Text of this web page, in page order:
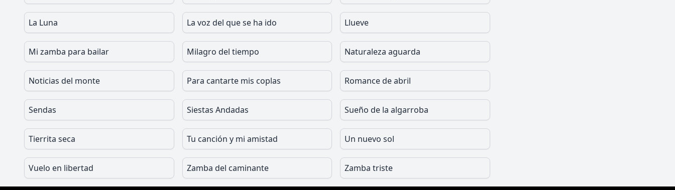
La Luna La voz del que se ha ido Llueve
Mi zamba para bailar Milagro del tiempo Naturaleza aguarda
Noticias del monte Para cantarte mis coplas Romance de abril
Sendas Siestas Andadas Sueño de la algarroba
Tierrita seca Tu canción y mi amistad Un nuevo sol
Vuelo en libertad Zamba del caminante Zamba triste